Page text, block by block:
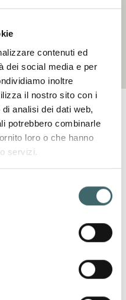
contenuti ed
dei social media e per
inoltre
il nostro sito con i
analisi dei dati web,
potrebbero combinarle
loro o che hanno
servizi.